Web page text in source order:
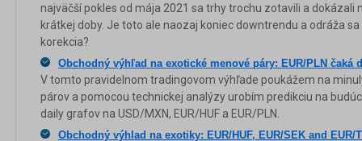
najväčší pokles od mája 2021 sa trhy trochu zotavili a dokázali
krátkej doby. Je toto ale naozaj koniec downtrendu a odráža
korekcia?
Obchodný výhľad na exotické menové páry: EUR/PLN čaká
V tomto pravidelnom tradingovom výhľade poukážem na
párov a pomocou technickej analýzy urobím predikciu na
daily grafov na USD/MXN, EUR/HUF a EUR/PLN.
Obchodný výhlad na exotiky: EUR/HUF, EUR/SEK and EUR/